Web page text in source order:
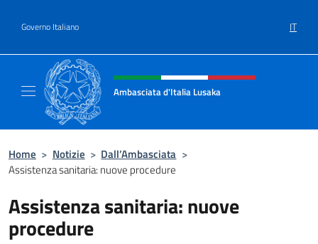
Governo Italiano IT
Intestazione sito, social e menù
Ambasciata d'Italia Lusaka
Home > Notizie > Dall’Ambasciata >
Assistenza sanitaria: nuove procedure
Assistenza sanitaria: nuove
procedure